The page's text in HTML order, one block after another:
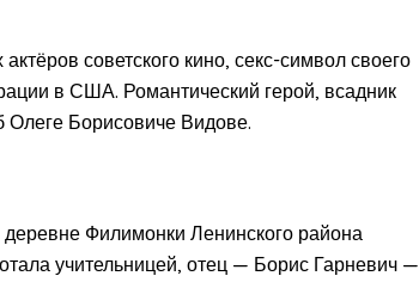
советского кино, секс-символ своего
в США. Романтический герой, всадник
Олеге Борисовиче Видове.
деревне Филимонки Ленинского района
учительницей, отец — Борис Гарневич —